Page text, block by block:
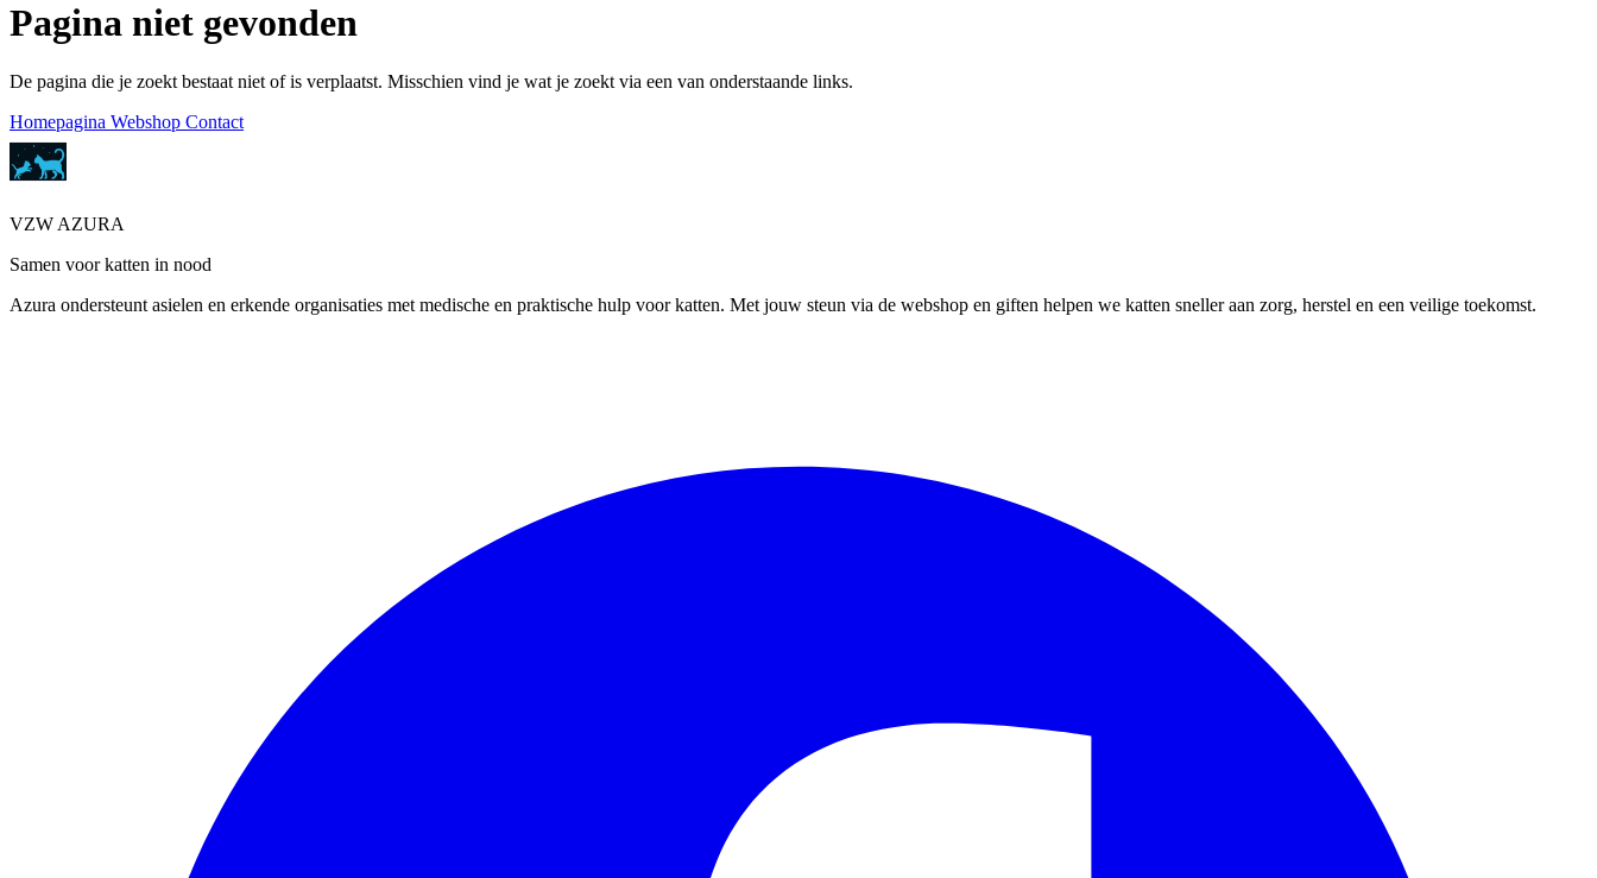
Pagina niet gevonden
De pagina die je zoekt bestaat niet of is verplaatst. Misschien vind je wat je zoekt via een van onderstaande links.
Homepagina Webshop Contact
VZW AZURA
Samen voor katten in nood
Azura ondersteunt asielen en erkende organisaties met medische en praktische hulp voor katten. Met jouw steun via de webshop en giften helpen we katten sneller aan zorg, herstel en een veilige toekomst.